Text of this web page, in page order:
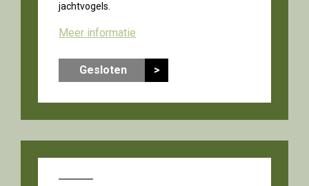
jachtvogels.
Meer informatie
Gesloten >